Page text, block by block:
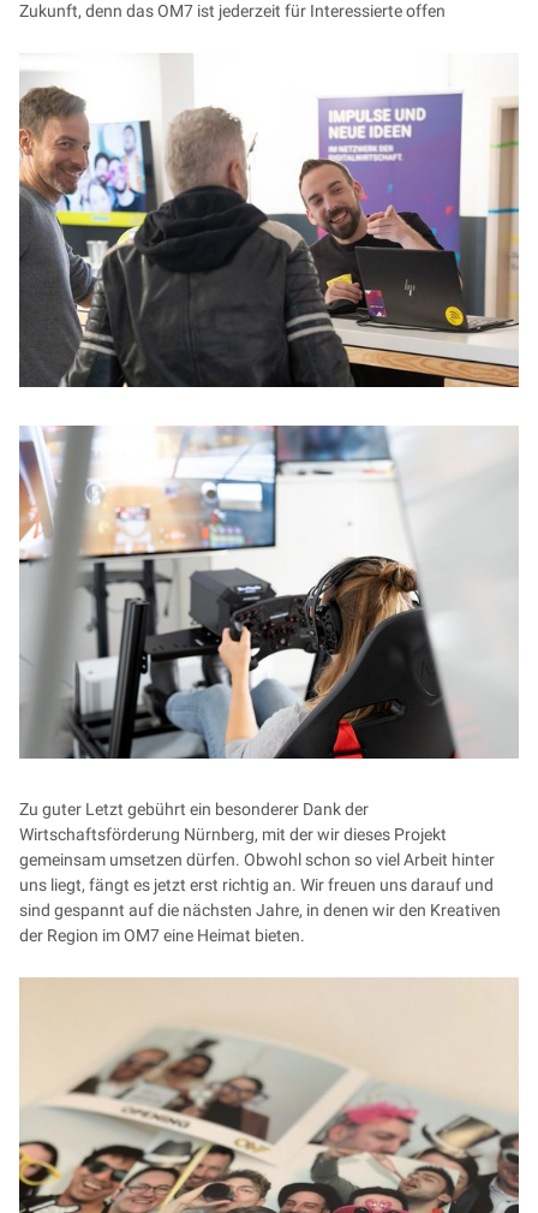
Zukunft, denn das OM7 ist jederzeit für Interessierte offen
Zu guter Letzt gebührt ein besonderer Dank der
Wirtschaftsförderung Nürnberg, mit der wir dieses Projekt
gemeinsam umsetzen dürfen. Obwohl schon so viel Arbeit hinter
uns liegt, fängt es jetzt erst richtig an. Wir freuen uns darauf und
sind gespannt auf die nächsten Jahre, in denen wir den Kreativen
der Region im OM7 eine Heimat bieten.